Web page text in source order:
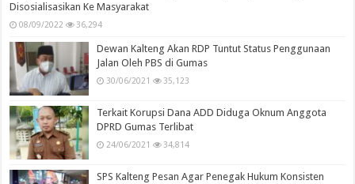
Disosialisasikan Ke Masyarakat
08/09/2022 36,294
Dewan Kalteng Akan RDP Tuntut Status Penggunaan
Jalan Oleh PBS di Gumas
30/06/2021 35,123
Terkait Korupsi Dana ADD Diduga Oknum Anggota
DPRD Gumas Terlibat
24/06/2021 34,814
SPS Kalteng Pesan Agar Penegak Hukum Konsisten